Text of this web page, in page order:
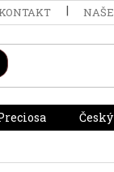
NAŠE